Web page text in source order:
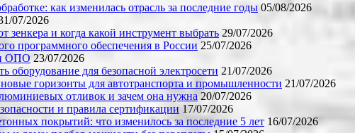
как изменилась отрасль за последние годы 05/08/2026
07/2026
зенкера и когда какой инструмент выбрать 29/07/2026
программного обеспечения в России 25/07/2026
ОПО 23/07/2026
оборудование для безопасной электросети 21/07/2026
горизонты для автотранспорта и промышленности 21/07/2026
отливок и зачем она нужна 20/07/2026
и правила сертификации 17/07/2026
покрытий: что изменилось за последние 5 лет 16/07/2026